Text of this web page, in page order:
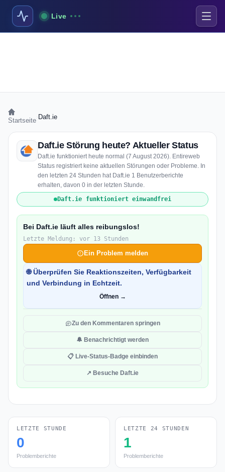
Live
Startseite Daft.ie
Daft.ie Störung heute? Aktueller Status
Daft.ie funktioniert heute normal (7 August 2026). Entireweb
Status registriert keine aktuellen Störungen oder Probleme. In
den letzten 24 Stunden hat Daft.ie 1 Benutzerberichte
erhalten, davon 0 in der letzten Stunde.
Daft.ie funktioniert einwandfrei
Bei Daft.ie läuft alles reibungslos!
Letzte Meldung: vor 13 Stunden
Ein Problem melden
🌐 Überprüfen Sie Reaktionszeiten, Verfügbarkeit
und Verbindung in Echtzeit.
Öffnen →
Zu den Kommentaren springen
🔔 Benachrichtigt werden
📋 Live-Status-Badge einbinden
↗ Besuche Daft.ie
LETZTE STUNDE
0
Problemberichte
LETZTE 24 STUNDEN
1
Problemberichte